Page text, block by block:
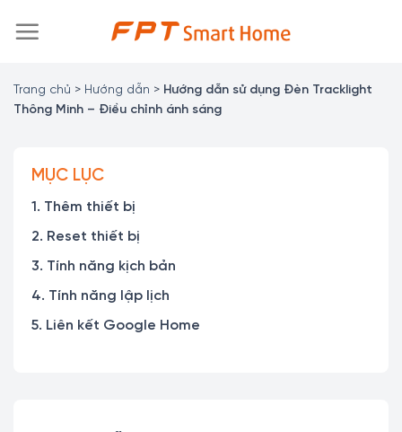
đến
Trang chủ > Hướng dẫn > Hướng dẫn sử dụng Đèn Tracklight
Thông Minh – Điều chỉnh ánh sáng
MỤC LỤC
1. Thêm thiết bị
2. Reset thiết bị
3. Tính năng kịch bản
4. Tính năng lập lịch
5. Liên kết Google Home